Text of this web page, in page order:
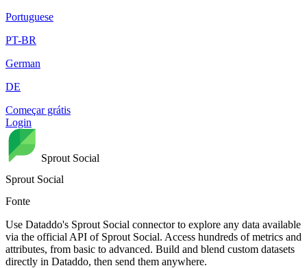
Portuguese
PT-BR
German
DE
Começar grátis
Login
Sprout Social
Sprout Social
Fonte
Use Dataddo's Sprout Social connector to explore any data available
via the official API of Sprout Social. Access hundreds of metrics and
attributes, from basic to advanced. Build and blend custom datasets
directly in Dataddo, then send them anywhere.